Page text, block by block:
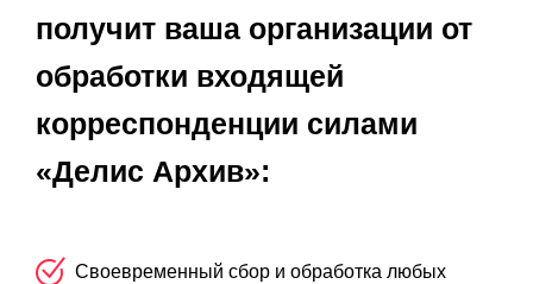
получит ваша организации от
обработки входящей
корреспонденции силами
«Делис Архив»:
Своевременный сбор и обработка любых